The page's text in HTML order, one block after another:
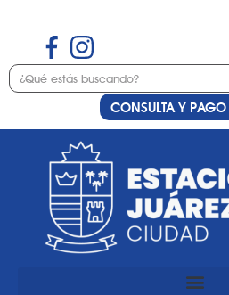
CONSULTA Y PAGO